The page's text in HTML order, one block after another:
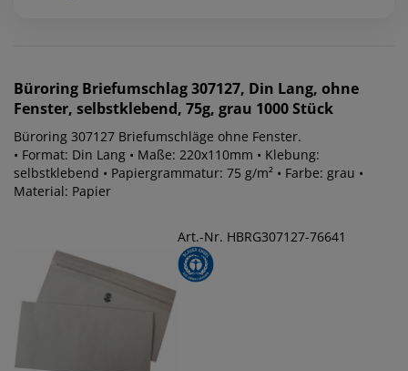
Büroring Briefumschlag 307127, Din Lang, ohne
Fenster, selbstklebend, 75g, grau 1000 Stück
Büroring 307127 Briefumschläge ohne Fenster.
• Format: Din Lang • Maße: 220x110mm • Klebung:
selbstklebend • Papiergrammatur: 75 g/m² • Farbe: grau •
Material: Papier
Art.-Nr. HBRG307127-76641